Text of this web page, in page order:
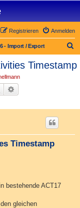
Anmelden
Registrieren
- Import / Export
c
Timestamp
Suche
Timestamp
bestehende ACT17
gleichen